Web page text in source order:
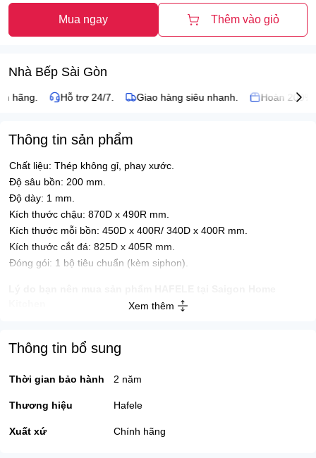
Mua ngay Thêm vào giỏ
Nhà Bếp Sài Gòn
hãng. Hỗ trợ 24/7. Giao hàng siêu nhanh. Hoàn 200%
Thông tin sản phẩm
Chất liệu: Thép không gỉ, phay xước.
Độ sâu bồn: 200 mm.
Độ dày: 1 mm.
Kích thước chậu: 870D x 490R mm.
Kích thước mỗi bồn: 450D x 400R/ 340D x 400R mm.
Kích thước cắt đá: 825D x 405R mm.
Đóng gói: 1 bộ tiêu chuẩn (kèm siphon).
Miễn phí giao hàng lắp đặt tại TPHCM và Hà Nội.
Sản phẩm cam kết chính hãng 100%.
Chính sách bảo hành chính hãng sản phẩm lên đến 2 năm và bảo
Xem thêm
Thông tin bổ sung
Thời gian bảo hành 2 năm
Thương hiệu Hafele
Xuất xứ Chính hãng